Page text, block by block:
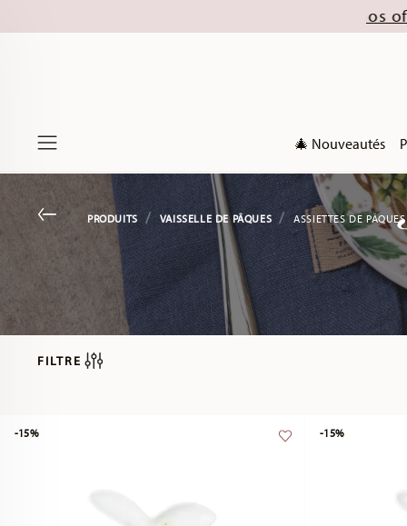
🎄 Nouveautés
Go backPRODUITS VAISSELLE DE PÂQUES ASSIETTES DE PÂQUES
FILTRE
-15% -15%